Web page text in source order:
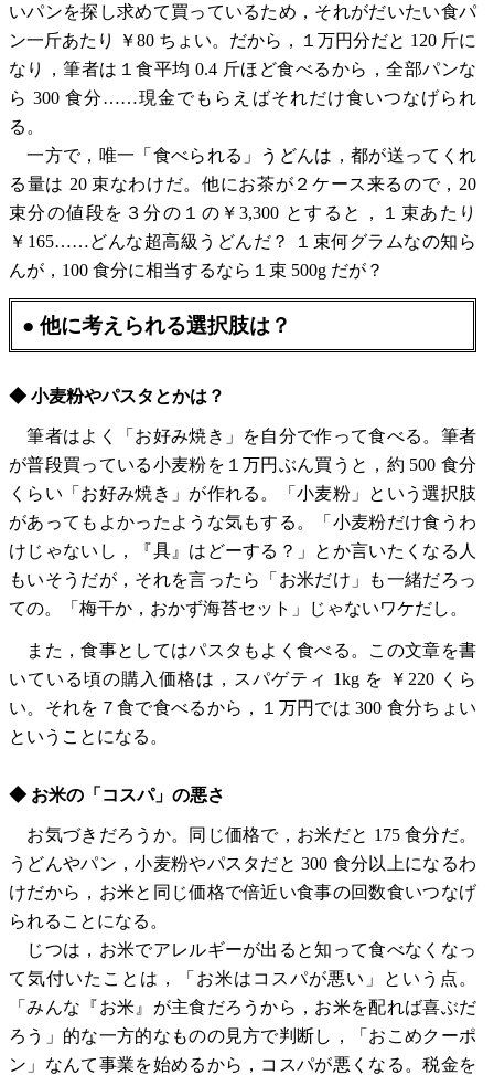
いパンを探し求めて買っているため，それがだいたい食パ
ン一斤あたり ￥80 ちょい。だから，１万円分だと 120 斤に
なり，筆者は１食平均 0.4 斤ほど食べるから，全部パンな
ら 300 食分……現金でもらえばそれだけ食いつなげられ
る。
一方で，唯一「食べられる」うどんは，都が送ってくれ
る量は 20 束なわけだ。他にお茶が２ケース来るので，20
束分の値段を３分の１の￥3,300 とすると，１束あたり
￥165……どんな超高級うどんだ？ １束何グラムなの知ら
んが，100 食分に相当するなら１束 500g だが？
● 他に考えられる選択肢は？
◆ 小麦粉やパスタとかは？
筆者はよく「お好み焼き」を自分で作って食べる。筆者
が普段買っている小麦粉を１万円ぶん買うと，約 500 食分
くらい「お好み焼き」が作れる。「小麦粉」という選択肢
があってもよかったような気もする。「小麦粉だけ食うわ
けじゃないし，『具』はどーする？」とか言いたくなる人
もいそうだが，それを言ったら「お米だけ」も一緒だろっ
ての。「梅干か，おかず海苔セット」じゃないワケだし。
また，食事としてはパスタもよく食べる。この文章を書
いている頃の購入価格は，スパゲティ 1kg を ￥220 くら
い。それを７食で食べるから，１万円では 300 食分ちょい
ということになる。
◆ お米の「コスパ」の悪さ
お気づきだろうか。同じ価格で，お米だと 175 食分だ。
うどんやパン，小麦粉やパスタだと 300 食分以上になるわ
けだから，お米と同じ価格で倍近い食事の回数食いつなげ
られることになる。
じつは，お米でアレルギーが出ると知って食べなくなっ
て気付いたことは，「お米はコスパが悪い」という点。
「みんな『お米』が主食だろうから，お米を配れば喜ぶだ
ろう」的な一方的なものの見方で判断し，「おこめクーポ
ン」なんて事業を始めるから，コスパが悪くなる。税金を